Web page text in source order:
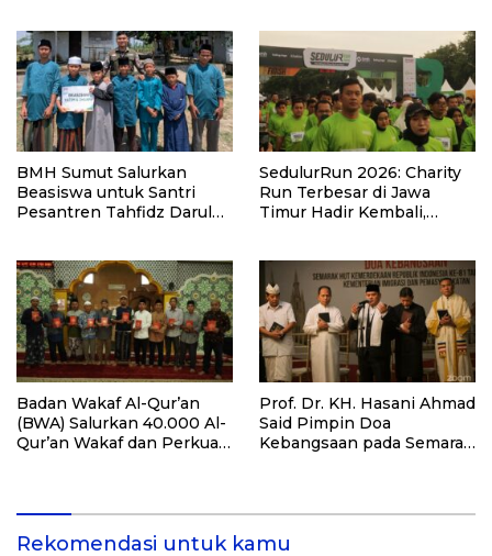
BMH Sumut Salurkan
Beasiswa untuk Santri
Pesantren Tahfidz Darul
SedulurRun 2026: Charity
Run Terbesar di Jawa
Timur Hadir Kembali,
Santri dan Guru Honorer
Badan Wakaf Al-Qur’an
(BWA) Salurkan 40.000 Al-
Qur’an Wakaf dan Perkuat
Prof. Dr. KH. Hasani Ahmad
Said Pimpin Doa
Kebangsaan pada Semarak
Rekomendasi untuk kamu